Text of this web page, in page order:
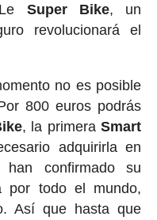
Super Bike, un
revolucionará el
no es posible
800 euros podrás
, la primeraSmart
adquirirla en
confirmado su
por todo el mundo,
Así que hasta que